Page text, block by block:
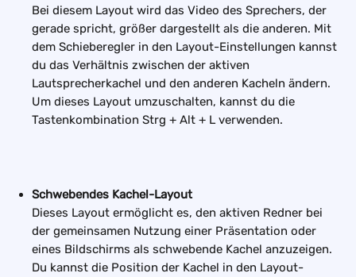
Bei diesem Layout wird das Video des Sprechers, der
gerade spricht, größer dargestellt als die anderen. Mit
dem Schieberegler in den Layout-Einstellungen kannst
du das Verhältnis zwischen der aktiven
Lautsprecherkachel und den anderen Kacheln ändern.
Um dieses Layout umzuschalten, kannst du die
Tastenkombination Strg + Alt + L verwenden.
Schwebendes Kachel-Layout
Dieses Layout ermöglicht es, den aktiven Redner bei
der gemeinsamen Nutzung einer Präsentation oder
eines Bildschirms als schwebende Kachel anzuzeigen.
Du kannst die Position der Kachel in den Layout-